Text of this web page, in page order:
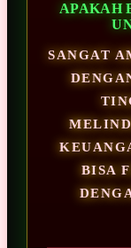
APAKAH
SANGAT
BISA